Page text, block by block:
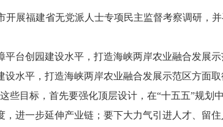
展福建省无党派人士专项民主监督考察调研，
创园建设水平，打造海峡两岸农业融合发展示
平，打造海峡两岸农业融合发展示范区方面
些目标，首先要强化顶层设计，在“十五五”规划
进一步延伸产业链；要下大力气引进人才、留